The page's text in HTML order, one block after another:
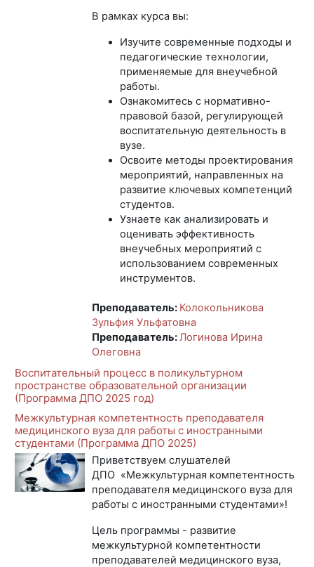
В рамках курса вы:
Изучите современные подходы и
педагогические технологии,
применяемые для внеучебной
работы.
Ознакомитесь с нормативно-
правовой базой, регулирующей
воспитательную деятельность в
вузе.
Освоите методы проектирования
мероприятий, направленных на
развитие ключевых компетенций
студентов.
Узнаете как анализировать и
оценивать эффективность
внеучебных мероприятий с
использованием современных
инструментов.
Преподаватель: Колокольникова
Зульфия Ульфатовна
Преподаватель:Логинова Ирина
Олеговна
Воспитательный процесс в поликультурном
пространстве образовательной организации
(Программа ДПО 2025 год)
Межкультурная компетентность преподавателя
медицинского вуза для работы с иностранными
студентами (Программа ДПО 2025)
Приветствуем слушателей
ДПО «Межкультурная компетентность
преподавателя медицинского вуза для
работы с иностранными студентами»!
Цель программы - развитие
межкультурной компетентности
преподавателей медицинского вуза,